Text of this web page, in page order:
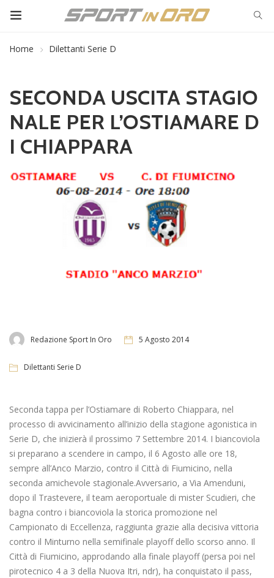
Home Dilettanti Serie D
SECONDA USCITA STAGIO
NALE PER L’OSTIAMARE D
I CHIAPPARA
Redazione Sport In Oro 5 Agosto 2014
Dilettanti Serie D
Seconda tappa per l’Ostiamare di Roberto Chiappara, nel
processo di avvicinamento all’inizio della stagione agonistica in
Serie D, che inizierà il prossimo 7 Settembre 2014. I biancoviola
si preparano a scendere in campo, il 6 Agosto alle ore 18,
sempre all’Anco Marzio, contro il Città di Fiumicino, nella
seconda amichevole stagionale.Avversario, a Via Amenduni,
dopo il Trastevere, il team aeroportuale di mister Scudieri, che
bagna contro i biancoviola la storica promozione nel
Campionato di Eccellenza, raggiunta grazie alla decisiva vittoria
contro il Minturno nella semifinale playoff dello scorso anno. Il
Città di Fiumicino, approdando alla finale playoff (persa poi nel
pirotecnico 4 a 3 della Nuova Itri, ndr), ha conquistato il pass,